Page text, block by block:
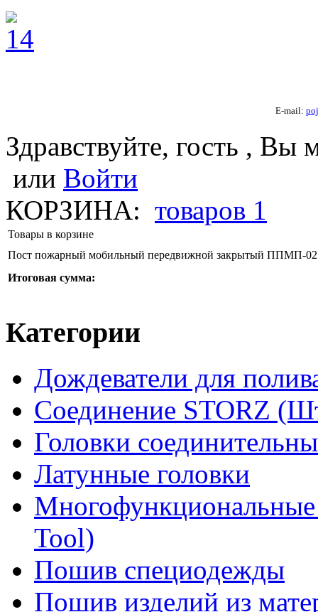
E-mail:
Здравствуйте, гость , Вы
или Войти
КОРЗИНА: товаров 1
Товары в корзине
Пост пожарный мобильный передвижной закрытый ППМП-02
Итоговая сумма:
Категории
Дождеватели для
Соединение STORZ
Головки
Латунные головки
Tool)
Пошив специодежды
Пошив изделий из